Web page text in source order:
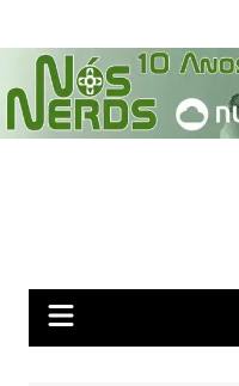
para
conteúdo